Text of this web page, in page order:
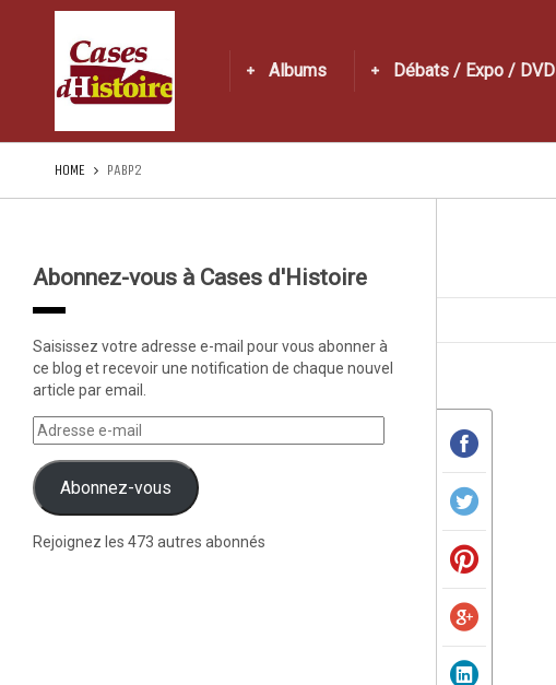
Albums Débats / Expo / DVD
HOME PABP2
Abonnez-vous à Cases d'Histoire
Saisissez votre adresse e-mail pour vous abonner à
ce blog et recevoir une notification de chaque nouvel
article par email.
Abonnez-vous
Rejoignez les 473 autres abonnés